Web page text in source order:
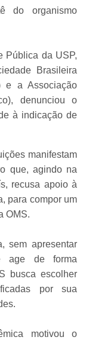
do organismo
Pública da USP,
Brasileira
e a Associação
denunciou o
à indicação de
manifestam
que, agindo na
recusa apoio à
para compor um
OMS.
sem apresentar
age de forma
busca escolher
por sua
motivou o